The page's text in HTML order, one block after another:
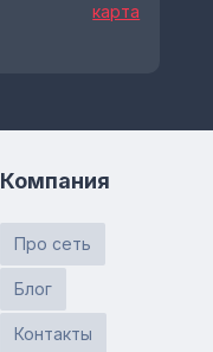
карта
Компания
Про сеть
Блог
Контакты